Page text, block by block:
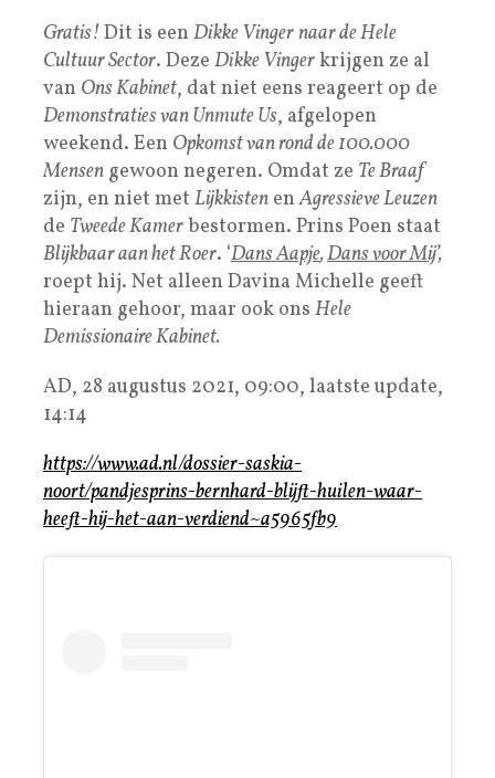
Gratis!Dit is een Dikke Vingernaar de Hele
Cultuur Sector. Deze Dikke Vingerkrijgen ze al
van Ons Kabinet, dat niet eens reageert op de
Demonstraties van Unmute Us, afgelopen
weekend. Een Opkomst van rond de 100.000
Mensen gewoon negeren. Omdat ze Te Braaf
zijn, en niet met Lijkkisten enAgressieve Leuzen
de Tweede Kamerbestormen. Prins Poen staat
Blijkbaar aan het Roer. ‘Dans Aapje,Dans voor Mij’,
roept hij. Net alleen Davina Michelle geeft
hieraan gehoor, maar ook ons Hele
Demissionaire Kabinet.
AD, 28 augustus 2021, 09:00, laatste update,
14:14
https://www.ad.nl/dossier-saskia-
noort/pandjesprins-bernhard-blijft-huilen-waar-
heeft-hij-het-aan-verdiend~a5965fb9